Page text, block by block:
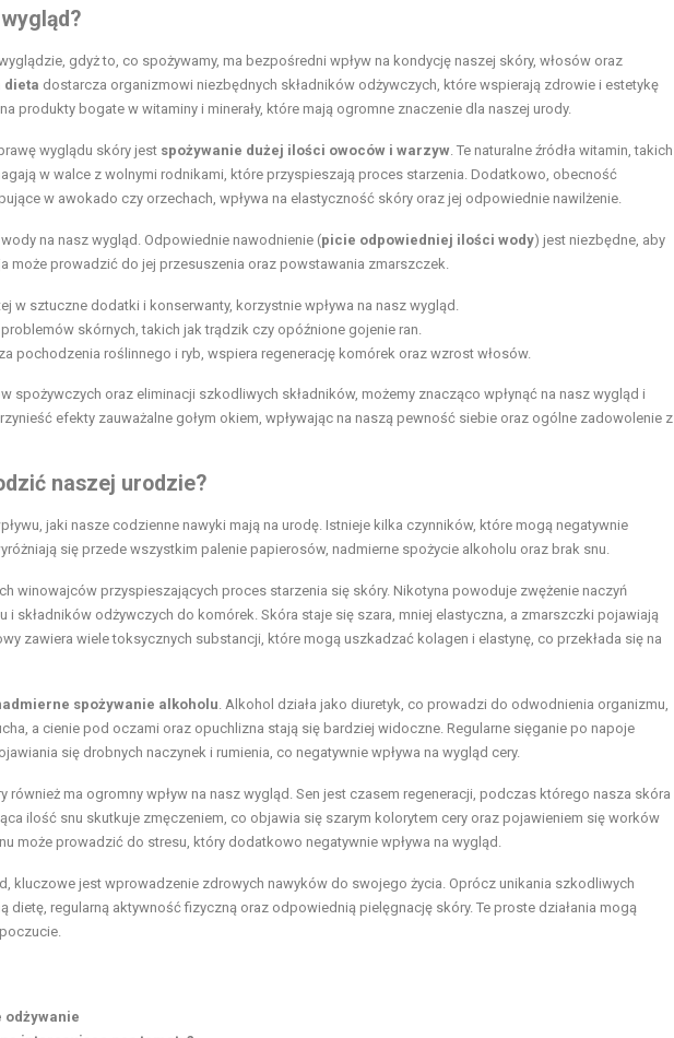
gdyż to, co spożywamy, ma bezpośredni wpływ na kondycję naszej skóry, włosów oraz
dieta dostarcza organizmowi niezbędnych składników odżywczych, które wspierają zdrowie i estetykę
produkty bogate w witaminy i minerały, które mają ogromne znaczenie dla naszej urody.
wyglądu skóry jest spożywanie dużej ilości owoców i warzyw. Te naturalne źródła witamin, takich
w walce z wolnymi rodnikami, które przyspieszają proces starzenia. Dodatkowo, obecność
w awokado czy orzechach, wpływa na elastyczność skóry oraz jej odpowiednie nawilżenie.
na nasz wygląd. Odpowiednie nawodnienie (picie odpowiedniej ilości wody) jest niezbędne, aby
może prowadzić do jej przesuszenia oraz powstawania zmarszczek.
w sztuczne dodatki i konserwanty, korzystnie wpływa na nasz wygląd.
skórnych, takich jak trądzik czy opóźnione gojenie ran.
pochodzenia roślinnego i ryb, wspiera regenerację komórek oraz wzrost włosów.
spożywczych oraz eliminacji szkodliwych składników, możemy znacząco wpłynąć na nasz wygląd i
efekty zauważalne gołym okiem, wpływając na naszą pewność siebie oraz ogólne zadowolenie z
naszej urodzie?
jaki nasze codzienne nawyki mają na urodę. Istnieje kilka czynników, które mogą negatywnie
się przede wszystkim palenie papierosów, nadmierne spożycie alkoholu oraz brak snu.
winowajców przyspieszających proces starzenia się skóry. Nikotyna powoduje zwężenie naczyń
i składników odżywczych do komórek. Skóra staje się szara, mniej elastyczna, a zmarszczki pojawiają
zawiera wiele toksycznych substancji, które mogą uszkadzać kolagen i elastynę, co przekłada się na
spożywanie alkoholu. Alkohol działa jako diuretyk, co prowadzi do odwodnienia organizmu,
a cienie pod oczami oraz opuchlizna stają się bardziej widoczne. Regularne sięganie po napoje
się drobnych naczynek i rumienia, co negatywnie wpływa na wygląd cery.
również ma ogromny wpływ na nasz wygląd. Sen jest czasem regeneracji, podczas którego nasza skóra
ilość snu skutkuje zmęczeniem, co objawia się szarym kolorytem cery oraz pojawieniem się worków
może prowadzić do stresu, który dodatkowo negatywnie wpływa na wygląd.
kluczowe jest wprowadzenie zdrowych nawyków do swojego życia. Oprócz unikania szkodliwych
dietę, regularną aktywność fizyczną oraz odpowiednią pielęgnację skóry. Te proste działania mogą
odżywanie